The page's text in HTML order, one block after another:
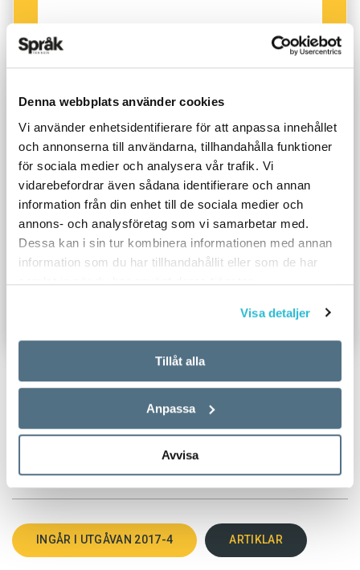
Denna webbplats använder cookies
Vi använder enhetsidentifierare för att anpassa innehållet
och annonserna till användarna, tillhandahålla funktioner
för sociala medier och analysera vår trafik. Vi
vidarebefordrar även sådana identifierare och annan
information från din enhet till de sociala medier och
annons- och analysföretag som vi samarbetar med.
Dessa kan i sin tur kombinera informationen med annan
information som du har tillhandahållit eller som de har
samlat in när du har använt deras tjänster.
Visa detaljer
Tillåt alla
Anpassa
Avvisa
ANDERS SVENSSON
PUBLICERAD 2017-04-26
INGÅR I UTGÅVAN 2017-4 ARTIKLAR